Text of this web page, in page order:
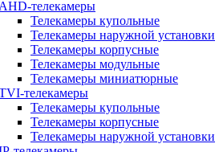
телекамеры
Телекамеры купольные
Телекамеры наружной установки
Телекамеры корпусные
Телекамеры модульные
Телекамеры миниатюрные
телекамеры
Телекамеры купольные
Телекамеры корпусные
Телекамеры наружной установки